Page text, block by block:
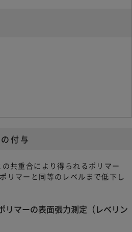
付与
共重合により得られるポリマー
リマーと同等のレベルまで低下し
リマーの表面張力測定（レベリン